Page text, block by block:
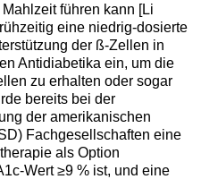
führen kann [Li
eine niedrig-dosierte
der ß-Zellen in
Antidiabetika ein, um die
zu erhalten oder sogar
bereits bei der
der amerikanischen
Fachgesellschaften eine
als Option
Wert ≥9 % ist, und eine